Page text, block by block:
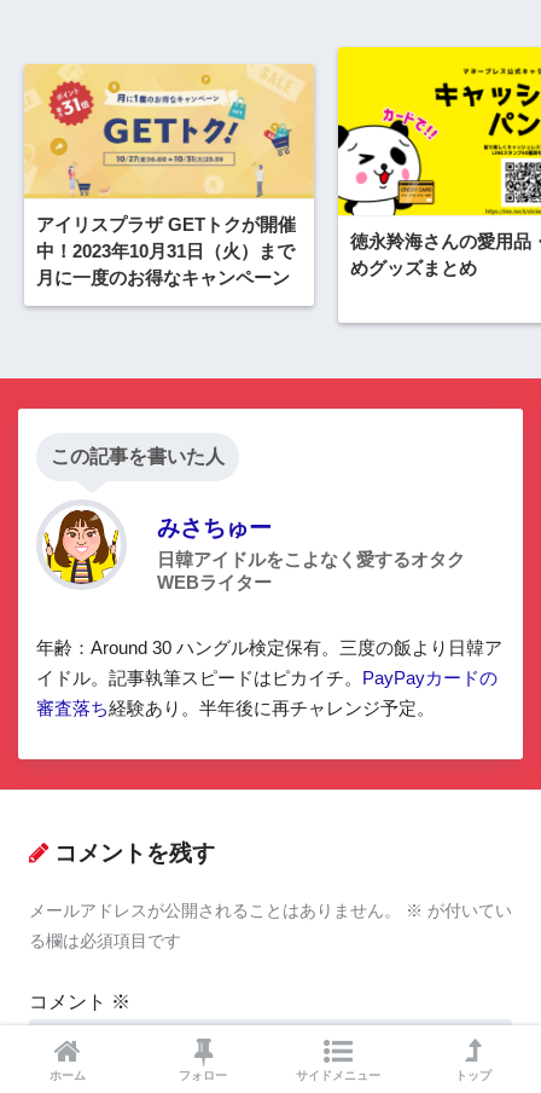
アイリスプラザ GETトクが開催
中！2023年10月31日（火）まで
月に一度のお得なキャンペーン
徳永羚海さんの愛用品
めグッズまとめ
この記事を書いた人
みさちゅー
日韓アイドルをこよなく愛するオタク
WEBライター
年齢：Around 30 ハングル検定保有。三度の飯より日韓ア
イドル。記事執筆スピードはピカイチ。 PayPayカードの
審査落ち経験あり。半年後に再チャレンジ予定。
コメントを残す
メールアドレスが公開されることはありません。 ※ が付いてい
る欄は必須項目です
コメント ※
ホーム フォロー サイドメニュー トップ